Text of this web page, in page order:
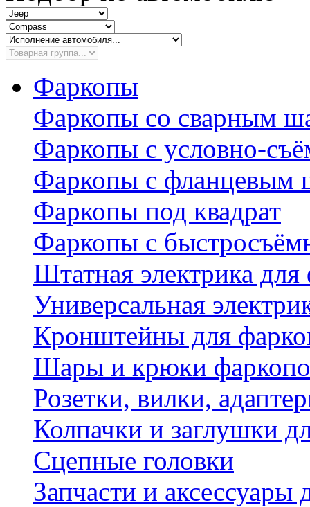
Фаркопы
Фаркопы со сварным
Фаркопы с условно-
Фаркопы с фланцевым
Фаркопы под квадрат
Фаркопы с
Штатная электрика
Универсальная
Кронштейны для
Шары и крюки
Розетки, вилки,
Колпачки и заглушки
Сцепные головки
Запчасти и аксессуары